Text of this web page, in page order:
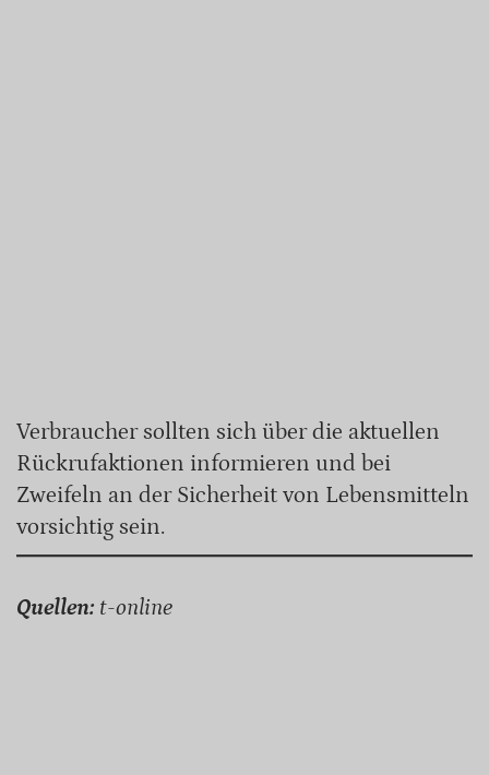
Verbraucher sollten sich über die aktuellen
Rückrufaktionen informieren und bei
Zweifeln an der Sicherheit von Lebensmitteln
vorsichtig sein.
Quellen: t-online